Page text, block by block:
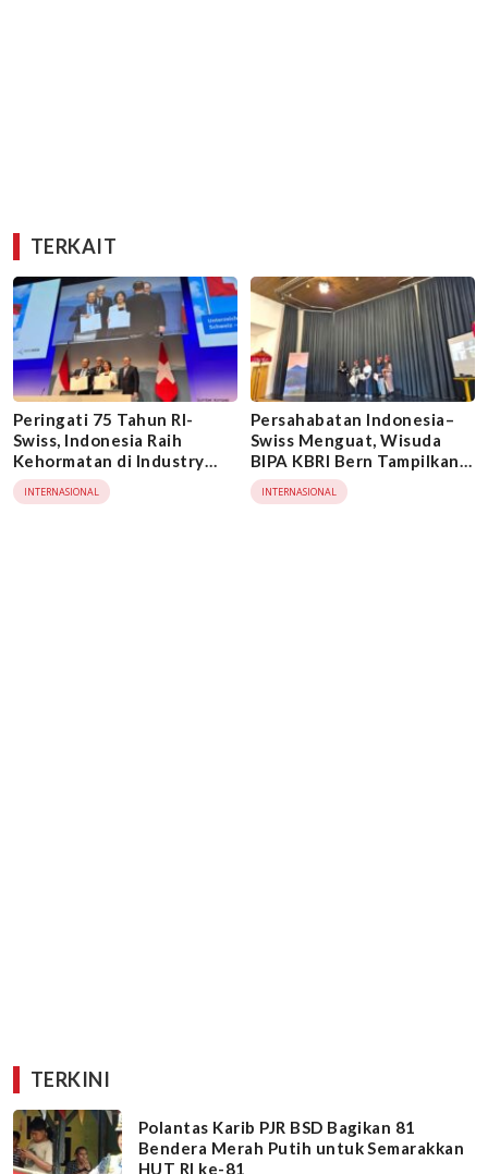
TERKAIT
Peringati 75 Tahun RI-
Swiss, Indonesia Raih
Kehormatan di Industry
Day 2026 Basel
INTERNASIONAL
Persahabatan Indonesia–
Swiss Menguat, Wisuda
BIPA KBRI Bern Tampilkan
Apresiasi Budaya dan
Sejarah Dua Bangsa
INTERNASIONAL
TERKINI
Polantas Karib PJR BSD Bagikan 81
Bendera Merah Putih untuk Semarakkan
HUT RI ke-81